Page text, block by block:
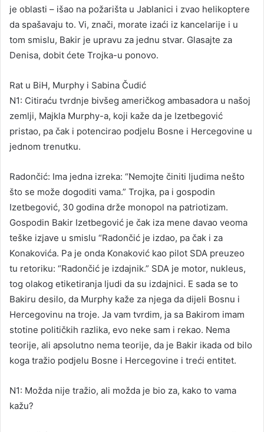
je oblasti – išao na požarišta u Jablanici i zvao helikoptere
da spašavaju to. Vi, znači, morate izaći iz kancelarije i u
tom smislu, Bakir je upravu za jednu stvar. Glasajte za
Denisa, dobit ćete Trojka-u ponovo.
Rat u BiH, Murphy i Sabina Čudić
N1: Citiraću tvrdnje bivšeg američkog ambasadora u našoj
zemlji, Majkla Murphy-a, koji kaže da je Izetbegović
pristao, pa čak i potencirao podjelu Bosne i Hercegovine u
jednom trenutku.
Radončić: Ima jedna izreka: “Nemojte činiti ljudima nešto
što se može dogoditi vama.” Trojka, pa i gospodin
Izetbegović, 30 godina drže monopol na patriotizam.
Gospodin Bakir Izetbegović je čak iza mene davao veoma
teške izjave u smislu “Radončić je izdao, pa čak i za
Konakovića. Pa je onda Konaković kao pilot SDA preuzeo
tu retoriku: “Radončić je izdajnik.” SDA je motor, nukleus,
tog olakog etiketiranja ljudi da su izdajnici. E sada se to
Bakiru desilo, da Murphy kaže za njega da dijeli Bosnu i
Hercegovinu na troje. Ja vam tvrdim, ja sa Bakirom imam
stotine političkih razlika, evo neke sam i rekao. Nema
teorije, ali apsolutno nema teorije, da je Bakir ikada od bilo
koga tražio podjelu Bosne i Hercegovine i treći entitet.
N1: Možda nije tražio, ali možda je bio za, kako to vama
kažu?